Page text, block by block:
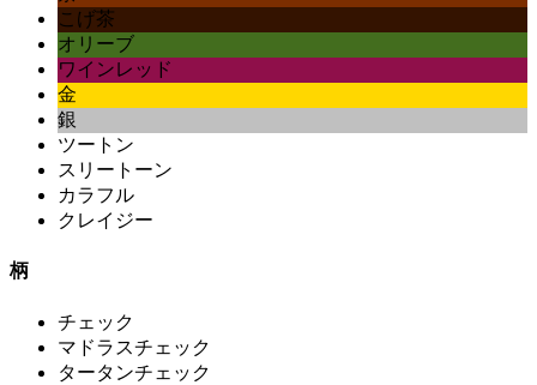
こげ茶
オリーブ
ワインレッド
金
銀
ツートン
スリートーン
カラフル
クレイジー
柄
チェック
マドラスチェック
タータンチェック